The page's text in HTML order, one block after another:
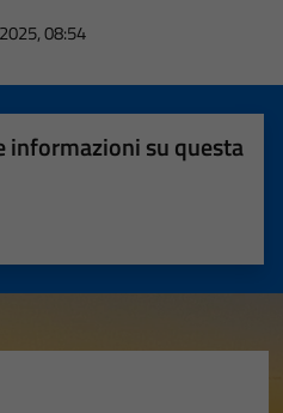
08:54
informazioni su questa
su 5
5